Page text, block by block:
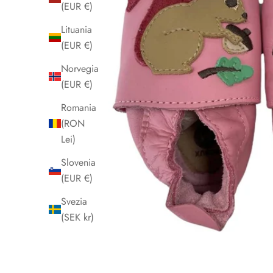
(EUR €)
Lituania
(EUR €)
Norvegia
(EUR €)
Romania
(RON
Lei)
Slovenia
(EUR €)
Svezia
(SEK kr)